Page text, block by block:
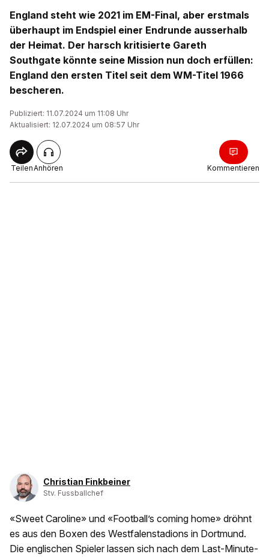
England steht wie 2021 im EM-Final, aber erstmals
überhaupt im Endspiel einer Endrunde ausserhalb
der Heimat. Der harsch kritisierte Gareth
Southgate könnte seine Mission nun doch erfüllen:
England den ersten Titel seit dem WM-Titel 1966
bescheren.
Publiziert: 11.07.2024 um 11:08 Uhr
Aktualisiert: 12.07.2024 um 08:57 Uhr
TeilenAnhören Kommentieren
Christian Finkbeiner
Stv. Fussballchef
«Sweet Caroline» und «Football’s coming home» dröhnt
es aus den Boxen des Westfalenstadions in Dortmund.
Die englischen Spieler lassen sich nach dem Last-Minute-